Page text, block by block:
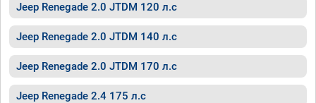
Jeep Renegade 2.0 JTDM 120 л.с
Jeep Renegade 2.0 JTDM 140 л.с
Jeep Renegade 2.0 JTDM 170 л.с
Jeep Renegade 2.4 175 л.с